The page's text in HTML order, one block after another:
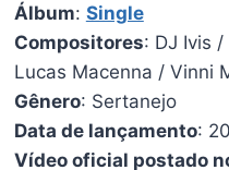
Álbum: Single
Compositores: DJ Ivis
Lucas Macenna / Vinni
Gênero: Sertanejo
Data de lançamento:
Vídeo oficial postado